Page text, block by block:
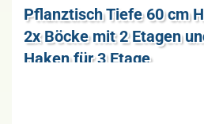
Pflanz­tisch Tiefe 60 cm
2x Böcke mit 2 Eta­gen
Haken für 3 Etage